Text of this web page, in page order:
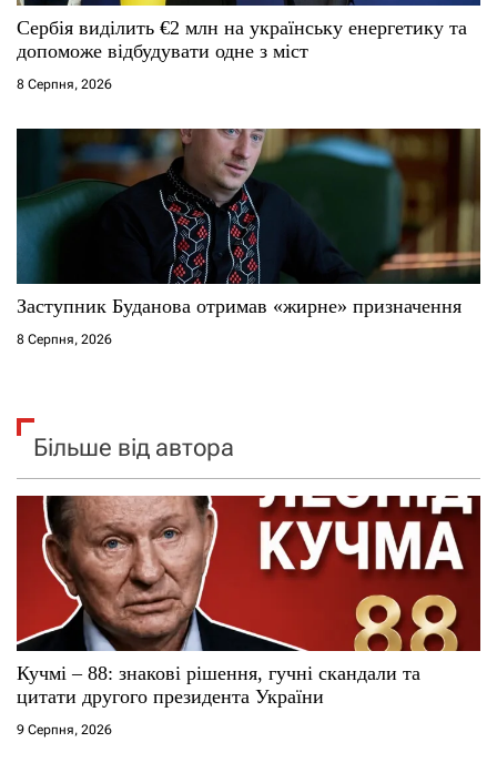
Сербія виділить €2 млн на українську енергетику та
допоможе відбудувати одне з міст
8 Серпня, 2026
Заступник Буданова отримав «жирне» призначення
8 Серпня, 2026
Більше від автора
Кучмі – 88: знакові рішення, гучні скандали та
цитати другого президента України
9 Серпня, 2026